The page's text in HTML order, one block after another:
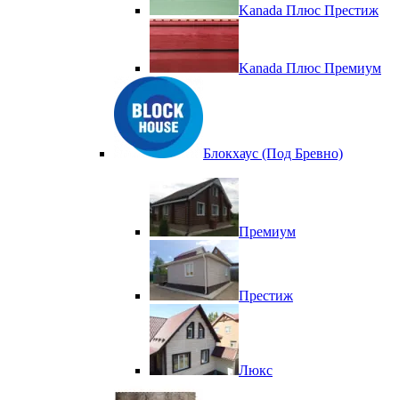
Kanada Плюс Престиж
Kanada Плюс Премиум
Блокхаус (Под Бревно)
Премиум
Престиж
Люкс